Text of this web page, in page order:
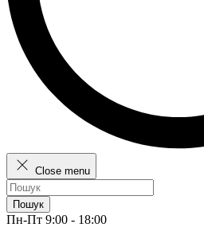
Close menu
Пошук
Пн-Пт 9:00 - 18:00